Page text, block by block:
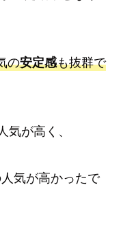
の安定感も抜群で
気が高く、
気が高かったで